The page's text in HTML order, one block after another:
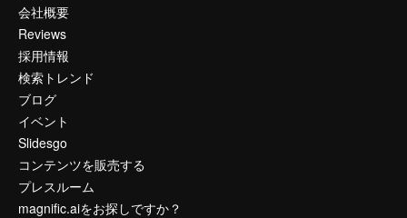
会社概要
Reviews
採用情報
検索トレンド
ブログ
イベント
Slidesgo
コンテンツを販売する
プレスルーム
magnific.aiをお探しですか？